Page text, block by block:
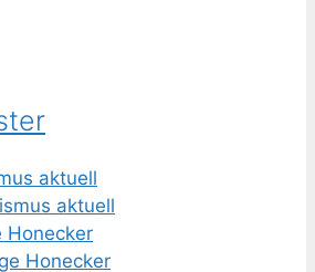
aktuell
Honecker